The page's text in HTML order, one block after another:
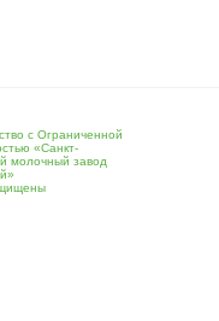
с Ограниченной
«Санкт-
молочный завод